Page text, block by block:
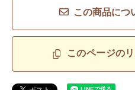
この商品につ
このページの